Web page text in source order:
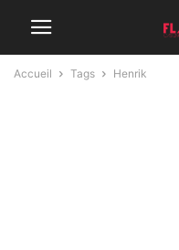
Accueil Tags Henrik